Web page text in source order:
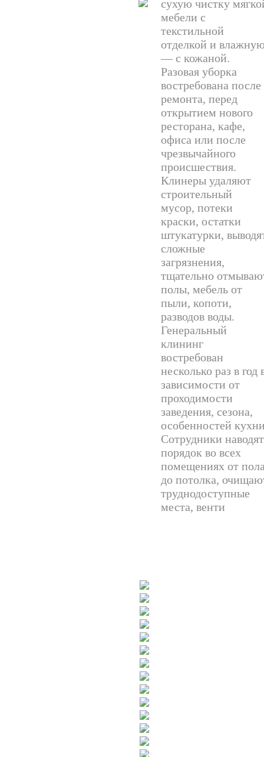
сухую чистку
мебели с
текстильной
отделкой и
— с кожаной.
Разовая уборка
востребована после
ремонта, перед
открытием нового
ресторана, кафе,
офиса или после
чрезвычайного
происшествия.
Клинеры удаляют
строительный
мусор, потеки
краски, остатки
штукатурки,
сложные
загрязнения,
тщательно
полы, мебель от
пыли, копоти,
разводов воды.
Генеральный
клининг
востребован
несколько раз в год
зависимости от
проходимости
заведения, сезона,
особенностей
Сотрудники наводят
порядок во всех
помещениях от
до потолка,
труднодоступные
места, венти